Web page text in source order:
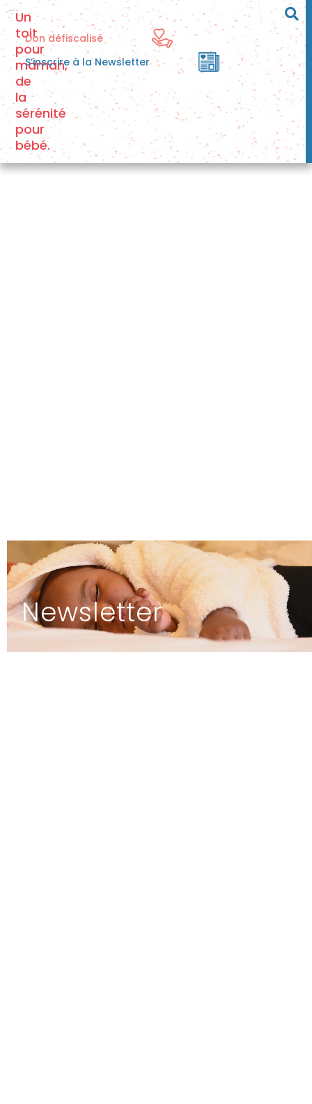
Un
toit
pour
maman,
de
la
sérénité
pour
bébé.
Don défiscalisé
S’inscrire à la Newsletter
Newsletter